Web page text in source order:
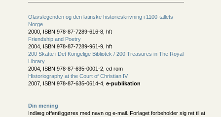
Olavslegenden og den latinske historieskrivning i 1100-tallets
Norge
2000, ISBN 978-87-7289-616-8, hft
Friendship and Poetry
2004, ISBN 978-87-7289-961-9, hft
200 Skatte i Det Kongelige Bibliotek / 200 Treasures in The Royal
Library
2004, ISBN 978-87-635-0001-2, cd rom
Historiography at the Court of Christian IV
2007, ISBN 978-87-635-0614-4, e-publikation
Din mening
Indlæg offentliggøres med navn og e-mail. Forlaget forbeholder sig ret til at